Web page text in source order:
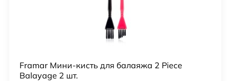
Framar Мини-кисть для балаяжа 2 Piece
Balayage 2 шт.